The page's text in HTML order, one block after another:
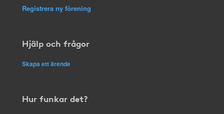
Registrera ny förening
Hjälp och frågor
Skapa ett ärende
Hur funkar det?